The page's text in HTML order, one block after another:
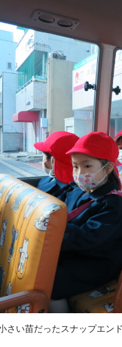
さい苗だったスナップエン